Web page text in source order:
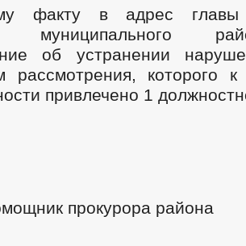
факту в адрес главы
муниципального
об устранении
рассмотрения, которого
привлечено 1
прокурора района